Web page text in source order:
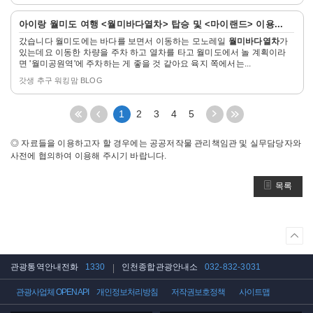
아이랑 월미도 여행 <월미바다열차> 탑승 및 <마이랜드> 이용...
갔습니다 월미도에는 바다를 보면서 이동하는 모노레일 월미바다열차가
있는데요 이동한 차량을 주차 하고 열차를 타고 월미도에서 놀 계획이라
면 '월미공원역'에 주차하는 게 좋을 것 같아요 육지 쪽에서는...
갓생 추구 워킹맘 BLOG
자
처
음
이
지
이
전
페
이
1 2 3 4 5
다
음
페
끝
페
지
◎ 자료들을 이용하고자 할 경우에는 공공저작물 관리책임관 및 실무담당자와
사전에 협의하여 이용해 주시기 바랍니다.
목록
상
관광통역안내전화 1330 인천종합관광안내소 032-832-3031
관광사업체 OPEN API 개인정보처리방침 저작권보호정책 사이트맵